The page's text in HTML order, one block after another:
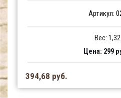
Артикул:
Вес: 1,32
Цена: 299
394,68 руб.